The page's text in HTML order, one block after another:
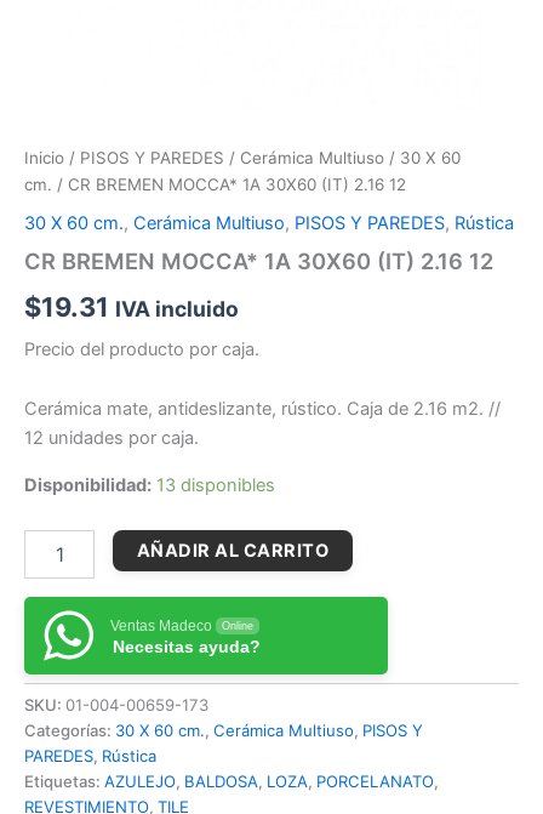
Inicio / PISOS Y PAREDES / Cerámica Multiuso / 30 X 60
cm. / CR BREMEN MOCCA* 1A 30X60 (IT) 2.16 12
30 X 60 cm., Cerámica Multiuso, PISOS Y PAREDES, Rústica
CR BREMEN MOCCA* 1A 30X60 (IT) 2.16 12
$19.31 IVA incluido
Precio del producto por caja.
Cerámica mate, antideslizante, rústico. Caja de 2.16 m2. //
12 unidades por caja.
Disponibilidad: 13 disponibles
AÑADIR AL CARRITO
Ventas Madeco Online
Necesitas ayuda?
SKU: 01-004-00659-173
Categorías: 30 X 60 cm., Cerámica Multiuso, PISOS Y
PAREDES, Rústica
Etiquetas: AZULEJO, BALDOSA, LOZA, PORCELANATO,
REVESTIMIENTO, TILE